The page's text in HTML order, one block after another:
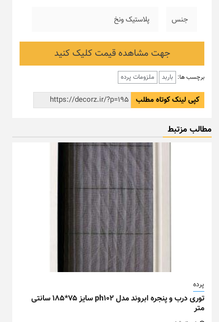
جنس پلاستیک ونخ
جهت مشاهده قیمت کلیک کنید
برچسب ها: باربد ملزومات پرده
کپی لینک کوتاه مطلب
مطالب مزتبط
پرده
توری درب و پنجره ابروند مدل ph102 سایز ۷۵*۱۸۵ سانتی
متر